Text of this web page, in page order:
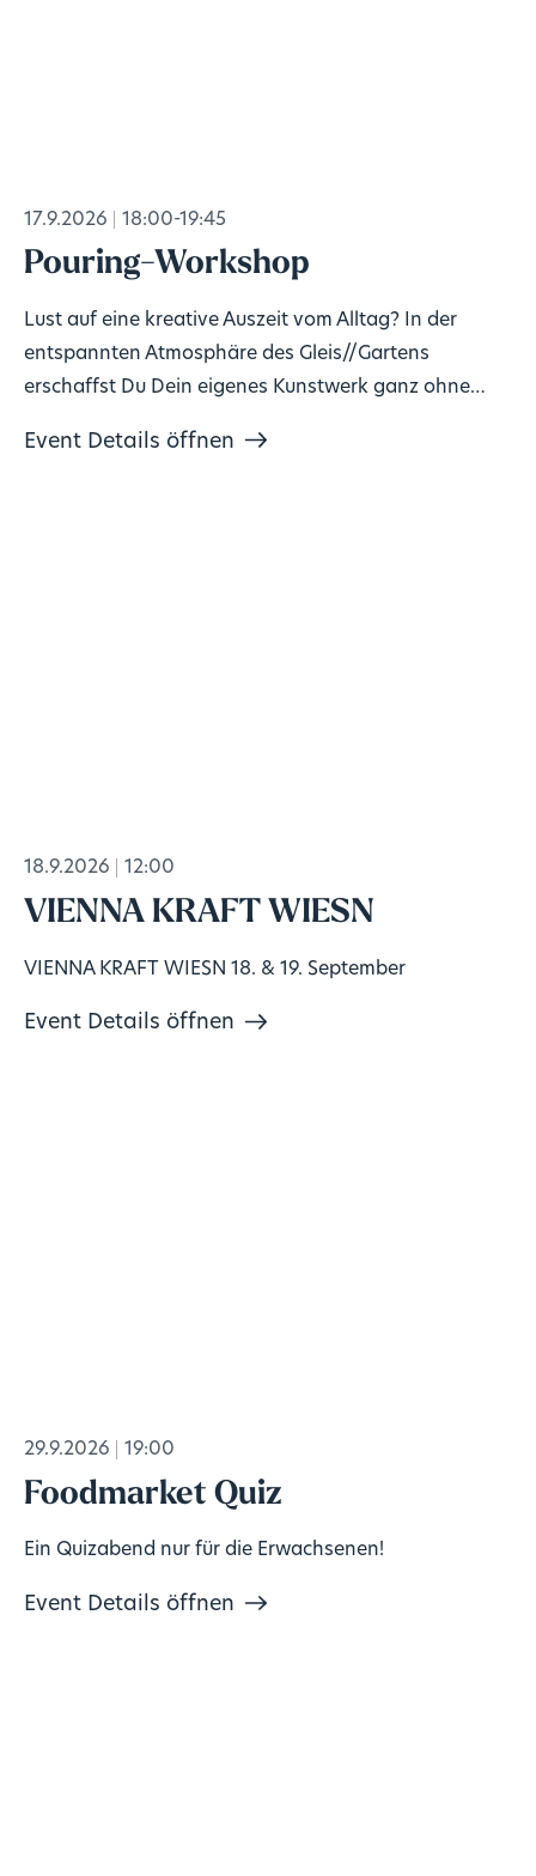
17.9.2026 18:00-19:45
Pouring-Workshop
Lust auf eine kreative Auszeit vom Alltag? In der
entspannten Atmosphäre des Gleis//Gartens
erschaffst Du Dein eigenes Kunstwerk ganz ohne
Event Details öffnen
18.9.2026 12:00
VIENNA KRAFT WIESN
VIENNA KRAFT WIESN 18. & 19. September
Event Details öffnen
29.9.2026 19:00
Foodmarket Quiz
Ein Quizabend nur für die Erwachsenen!
Event Details öffnen